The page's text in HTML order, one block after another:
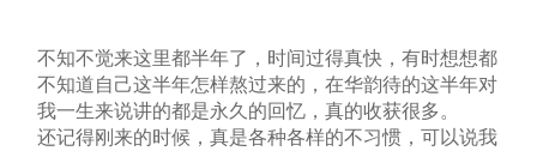
不知不觉来这里都半年了，时间过得真快，有时想想都
不知道自己这半年怎样熬过来的，在华韵待的这半年对
我一生来说讲的都是永久的回忆，真的收获很多。
还记得刚来的时候，真是各种各样的不习惯，可以说我